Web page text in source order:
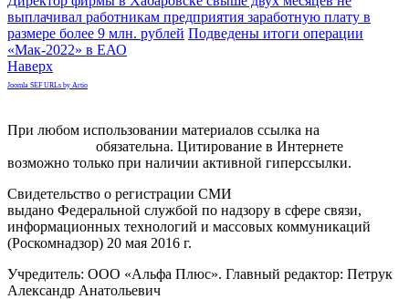
выплачивал работникам предприятия заработную плату в
размере более 9 млн. рублей Подведены итоги операции
«Мак-2022» в ЕАО
Наверх
Joomla SEF URLs by Artio
При любом использовании материалов ссылка на
обязательна. Цитирование в Интернете
возможно только при наличии активной гиперссылки.
Свидетельство о регистрации СМИ
выдано Федеральной службой по надзору в сфере связи,
информационных технологий и массовых коммуникаций
(Роскомнадзор) 20 мая 2016 г.
Учредитель: ООО «Альфа Плюс». Главный редактор: Петрук
Александр Анатольевич